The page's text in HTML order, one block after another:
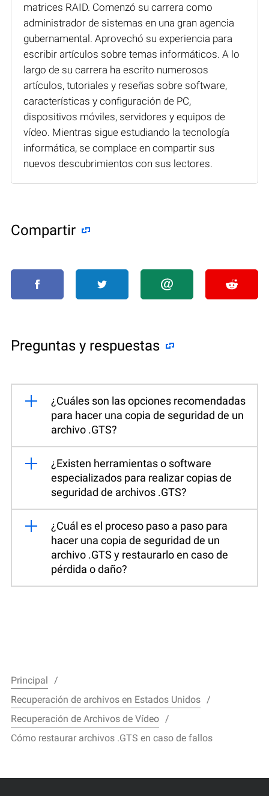
matrices RAID. Comenzó su carrera como
administrador de sistemas en una gran agencia
gubernamental. Aprovechó su experiencia para
escribir artículos sobre temas informáticos. A lo
largo de su carrera ha escrito numerosos
artículos, tutoriales y reseñas sobre software,
características y configuración de PC,
dispositivos móviles, servidores y equipos de
vídeo. Mientras sigue estudiando la tecnología
informática, se complace en compartir sus
nuevos descubrimientos con sus lectores.
Compartir
Preguntas y respuestas
¿Cuáles son las opciones recomendadas
para hacer una copia de seguridad de un
archivo .GTS?
¿Existen herramientas o software
especializados para realizar copias de
seguridad de archivos .GTS?
¿Cuál es el proceso paso a paso para
hacer una copia de seguridad de un
archivo .GTS y restaurarlo en caso de
pérdida o daño?
Principal
Recuperación de archivos en Estados Unidos
Recuperación de Archivos de Vídeo
Cómo restaurar archivos .GTS en caso de fallos